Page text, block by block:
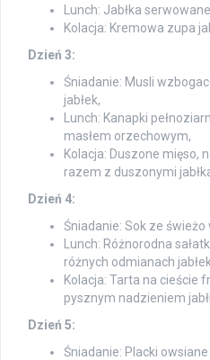
Lunch: Jabłka
Kolacja: Kremowa zupa
Dzień 3:
Śniadanie: Musli
jabłek,
Lunch: Kanapki
masłem orzechowym,
Kolacja: Duszone mięso,
razem z duszonymi
Dzień 4:
Śniadanie: Sok ze świeżo
Lunch: Różnorodna
różnych odmianach
Kolacja: Tarta na cieście
pysznym nadzieniem
Dzień 5:
Śniadanie: Placki